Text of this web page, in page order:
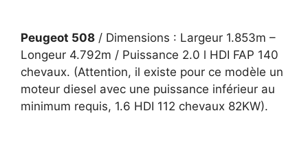
Peugeot 508 / Dimensions : Largeur 1.853m –
Longeur 4.792m / Puissance 2.0 l HDI FAP 140
chevaux. (Attention, il existe pour ce modèle un
moteur diesel avec une puissance inférieur au
minimum requis, 1.6 HDI 112 chevaux 82KW).